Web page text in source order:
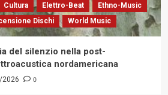
Cultura Elettro-Beat
Ethno-Music
Dischi World Music
del silenzio nella post-
nordamericana
0